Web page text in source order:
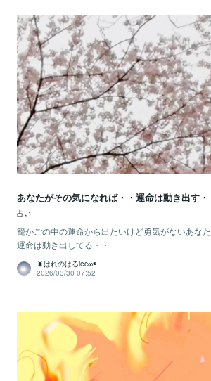
あなたがその気になれば・・運命は動き出す・
占い
籠かごの中の運命から出たいけど勇気がないあな
運命は動き出してる・・
☀はれのはるiec∞◉
2026/03/30 07:52